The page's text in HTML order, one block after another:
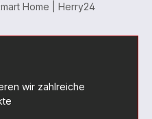
Home | Herry24
wir zahlreiche